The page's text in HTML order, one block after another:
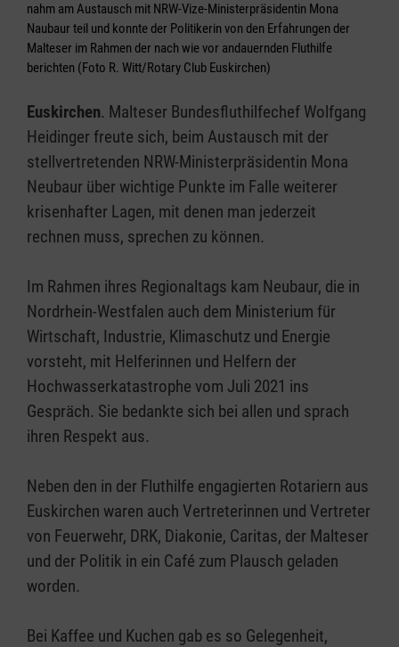
nahm am Austausch mit NRW-Vize-Ministerpräsidentin Mona
Naubaur teil und konnte der Politikerin von den Erfahrungen der
Malteser im Rahmen der nach wie vor andauernden Fluthilfe
berichten (Foto R. Witt/Rotary Club Euskirchen)
Euskirchen. Malteser Bundesfluthilfechef Wolfgang
Heidinger freute sich, beim Austausch mit der
stellvertretenden NRW-Ministerpräsidentin Mona
Neubaur über wichtige Punkte im Falle weiterer
krisenhafter Lagen, mit denen man jederzeit
rechnen muss, sprechen zu können.
Im Rahmen ihres Regionaltags kam Neubaur, die in
Nordrhein-Westfalen auch dem Ministerium für
Wirtschaft, Industrie, Klimaschutz und Energie
vorsteht, mit Helferinnen und Helfern der
Hochwasserkatastrophe vom Juli 2021 ins
Gespräch. Sie bedankte sich bei allen und sprach
ihren Respekt aus.
Neben den in der Fluthilfe engagierten Rotariern aus
Euskirchen waren auch Vertreterinnen und Vertreter
von Feuerwehr, DRK, Diakonie, Caritas, der Malteser
und der Politik in ein Café zum Plausch geladen
worden.
Bei Kaffee und Kuchen gab es so Gelegenheit,